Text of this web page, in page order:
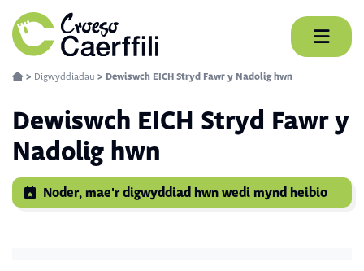
Skip
to
content
> Digwyddiadau > Dewiswch EICH Stryd Fawr y Nadolig hwn
Dewiswch EICH Stryd Fawr y
Nadolig hwn
Noder, mae'r digwyddiad hwn wedi mynd heibio